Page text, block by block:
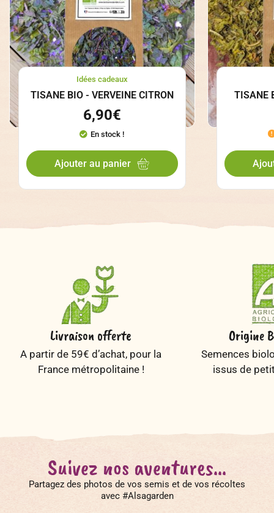
Idées cadeaux
TISANE BIO - VERVEINE CITRON
6,90€
En stock !
Ajouter au panier
TISANE
Livraison offerte
A partir de 59€ d’achat, pour la
France métropolitaine !
Origine
Semences
issus de
Suivez nos aventures...
Partagez des photos de vos semis et de vos récoltes
avec #Alsagarden